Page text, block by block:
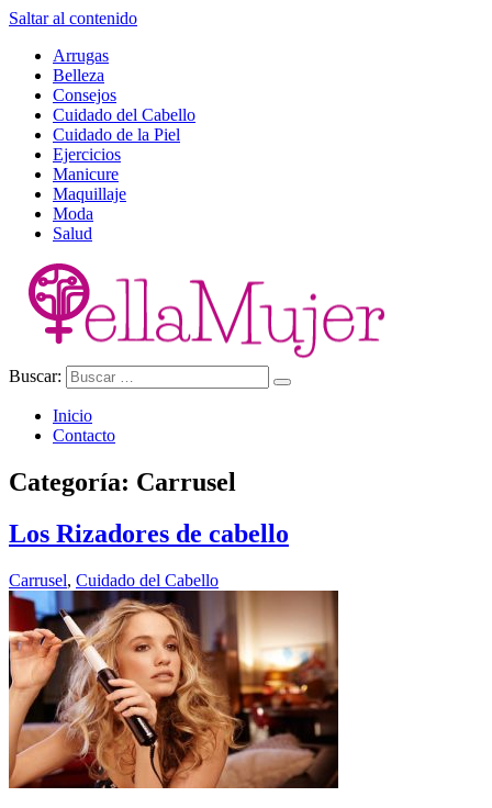
Saltar al contenido
Arrugas
Belleza
Consejos
Cuidado del Cabello
Cuidado de la Piel
Ejercicios
Manicure
Maquillaje
Moda
Salud
Ella Mujer
Buscar:
Inicio
Contacto
Categoría: Carrusel
Los Rizadores de cabello
Carrusel, Cuidado del Cabello